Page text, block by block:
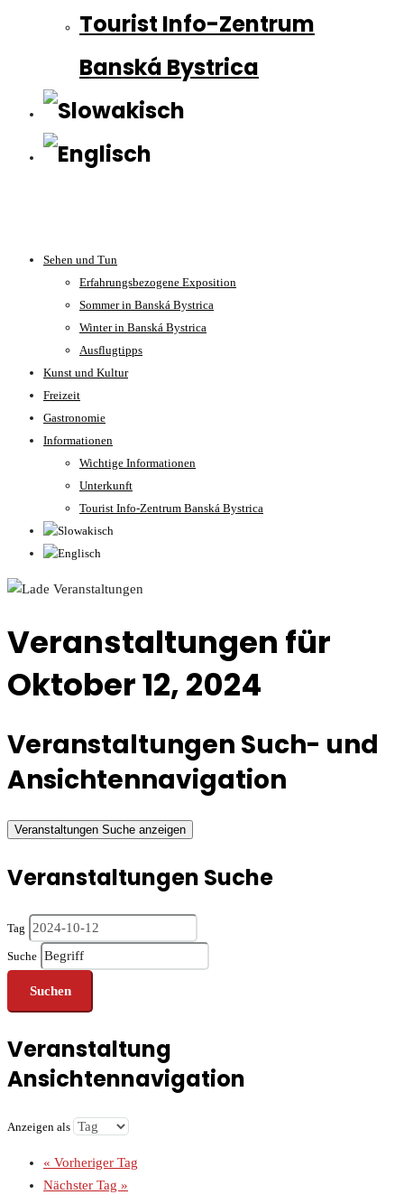
Tourist Info-Zentrum
Banská Bystrica
Sehen und Tun
Erfahrungsbezogene Exposition
Sommer in Banská Bystrica
Winter in Banská Bystrica
Ausflugtipps
Kunst und Kultur
Freizeit
Gastronomie
Informationen
Wichtige Informationen
Unterkunft
Tourist Info-Zentrum Banská Bystrica
Veranstaltungen für
Oktober 12, 2024
Veranstaltungen Such- und
Ansichtennavigation
Veranstaltungen Suche anzeigen
Veranstaltungen Suche
Tag
Suche
Veranstaltung
Ansichtennavigation
Anzeigen als
« Vorheriger Tag
Nächster Tag »